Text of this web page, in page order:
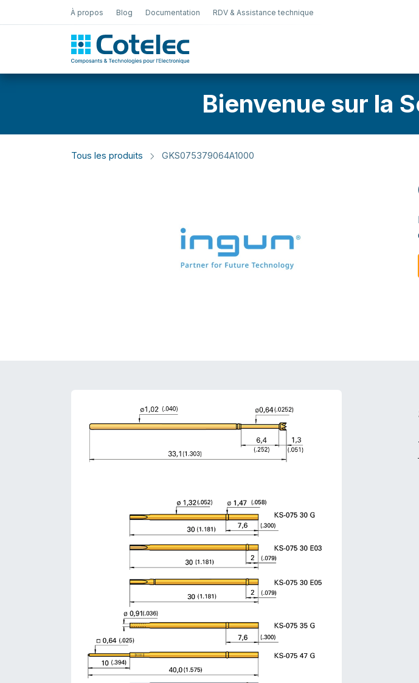
À propos Blog Documentation RDV & Assistance technique
Bienvenue sur la
Tous les produits GKS075379064A1000